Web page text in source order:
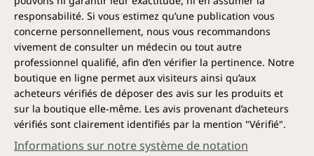
responsabilité. Si vous estimez qu’une publication vous
concerne personnellement, nous vous recommandons
vivement de consulter un médecin ou tout autre
professionnel qualifié, afin d’en vérifier la pertinence. Notre
boutique en ligne permet aux visiteurs ainsi qu’aux
acheteurs vérifiés de déposer des avis sur les produits et
sur la boutique elle-même. Les avis provenant d’acheteurs
vérifiés sont clairement identifiés par la mention "Vérifié".
Informations sur notre système de notation